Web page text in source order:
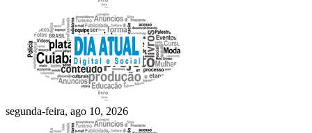
segunda-feira, ago 10, 2026